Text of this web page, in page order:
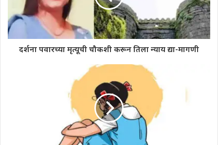
दर्शना पवारच्या मृत्यूची चौकशी करून तिला न्याय द्या-मागणी